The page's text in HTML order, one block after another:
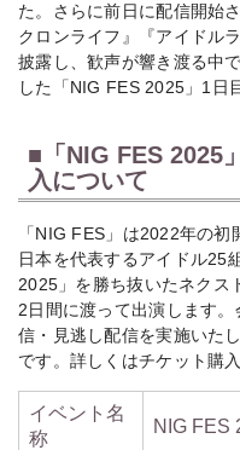
た。さらに前日に配信開始
クロンライフ』『アイドル
披露し、歓声が響き渡る中
した「NIG FES 2025」1日
■「NIG FES 2025
入について
「NIG FES」は2022年の初
日本を代表するアイドル25
2025」を勝ち抜いたネクス
2日間に渡って出演します
信・見逃し配信を実施いた
です。詳しくはチケット購
イベント名
称
NIG FES